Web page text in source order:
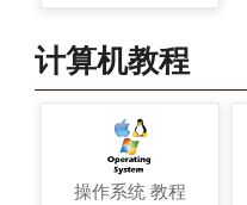
计算机教程
操作系统 教程